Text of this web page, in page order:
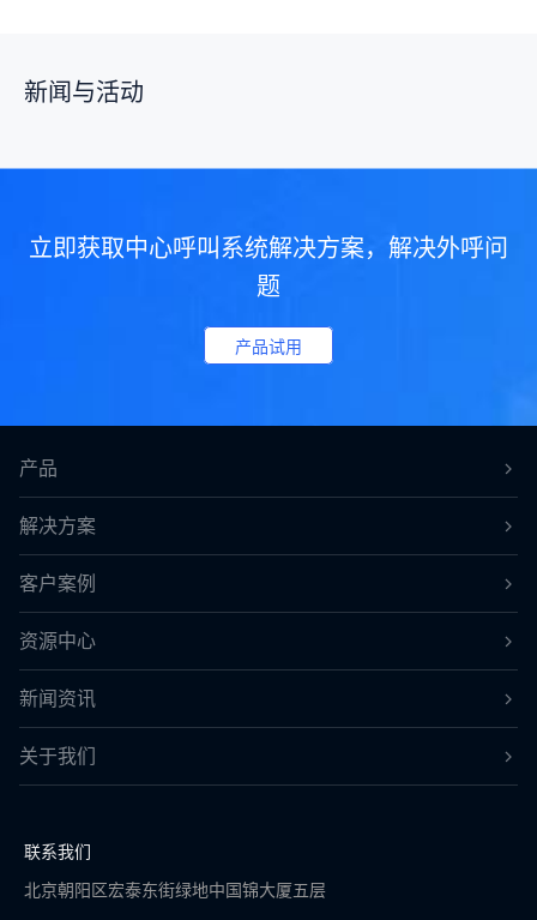
新闻与活动
立即获取中心呼叫系统解决方案，解决外呼问
题
产品试用
产品
解决方案
客户案例
资源中心
新闻资讯
关于我们
联系我们
北京朝阳区宏泰东街绿地中国锦大厦五层